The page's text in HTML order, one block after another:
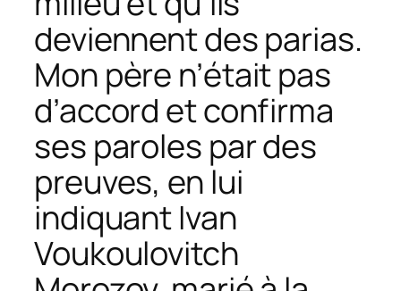
deviennent des parias.
Mon père n’était pas
d’accord et confirma
ses paroles par des
preuves, en lui
indiquant Ivan
Voukoulovitch